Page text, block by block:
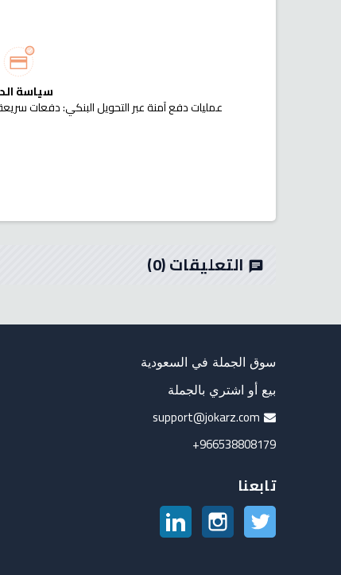
سياسة
عمليات دفع آمنة عبر التحويل البنكي: دفعات
chat التعليقات(0)
سوق الجملة في السعودية
بيع أو اشتري بالجملة
support@jokarz.com
966538808179+
تابعنا
تويتر انستغرام